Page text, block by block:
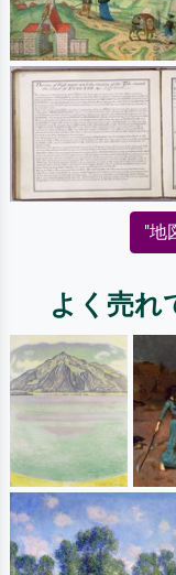
"地
よく売れ